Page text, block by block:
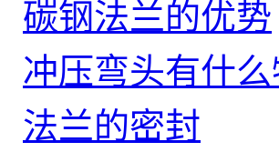
碳钢法兰的优势
冲压弯头有什么
法兰的密封